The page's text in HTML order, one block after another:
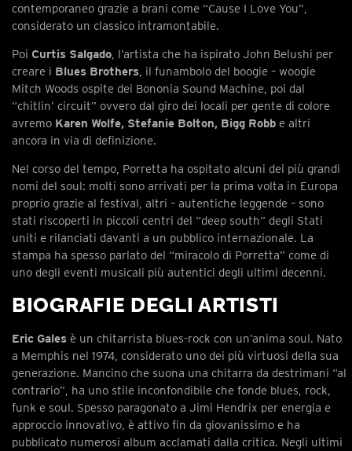
contemporaneo grazie a brani come “Cause I Love You”,
considerato un classico intramontabile.
Poi Curtis Salgado, l’artista che ha ispirato John Belushi per
creare i Blues Brothers, il funambolo del boogie – woogie
Mitch Woods ospite dei Bononia Sound Machine, poi dal
“chitlin’ circuit” ovvero dal giro dei locali per gente di colore
avremo Karen Wolfe, Stefanie Bolton, Bigg Robb e altri
ancora in via di definizione.
Nel corso del tempo, Porretta ha ospitato alcuni dei più grandi
nomi del soul: molti sono arrivati per la prima volta in Europa
proprio grazie al festival, altri – autentiche leggende – sono
stati riscoperti in piccoli centri del “deep south” degli Stati
uniti e rilanciati davanti a un pubblico internazionale. La
stampa ha spesso parlato del “miracolo di Porretta” come di
uno degli eventi musicali più autentici degli ultimi decenni.
BIOGRAFIE DEGLI ARTISTI
Eric Gales è un chitarrista blues-rock con un’anima soul. Nato
a Memphis nel 1974, considerato uno dei più virtuosi della sua
generazione. Mancino che suona una chitarra da destrimani “al
contrario”, ha uno stile inconfondibile che fonde blues, rock,
funk e soul. Spesso paragonato a Jimi Hendrix per energia e
approccio innovativo, è attivo fin da giovanissimo e ha
pubblicato numerosi album acclamati dalla critica. Negli ultimi